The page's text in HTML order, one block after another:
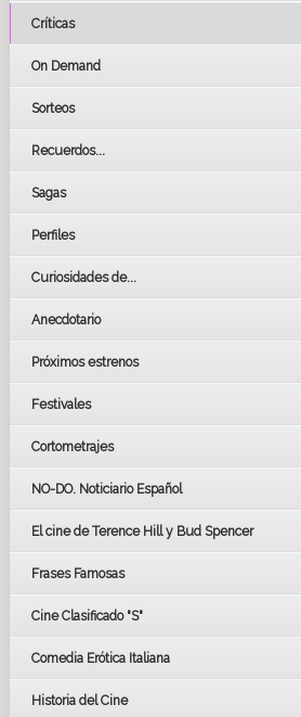
Críticas
On Demand
Sorteos
Recuerdos...
Sagas
Perfiles
Curiosidades de...
Anecdotario
Próximos estrenos
Festivales
LOS OSCARS
GOYAS
BAFTA
Cortometrajes
NO-DO. Noticiario Español
El cine de Terence Hill y Bud Spencer
Frases Famosas
Cine Clasificado "S"
Comedia Erótica Italiana
Historia del Cine